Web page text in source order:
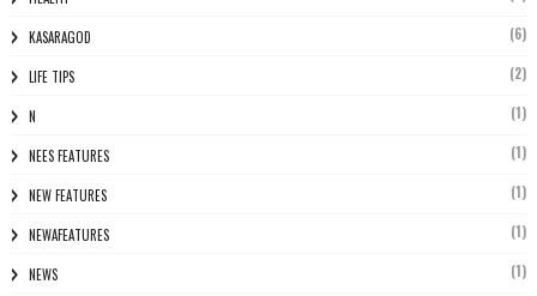
KASARAGOD (6)
LIFE TIPS (2)
N (1)
NEES FEATURES (1)
NEW FEATURES (1)
NEWAFEATURES (1)
NEWS (1)